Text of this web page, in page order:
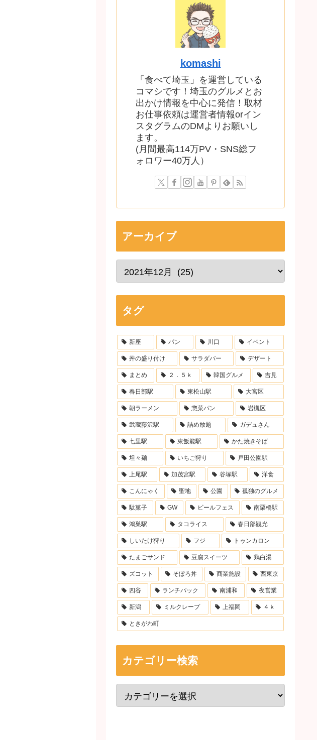
komashi
「食べて埼玉」を運営している
コマシです！埼玉のグルメとお
出かけ情報を中心に発信！取材
お仕事依頼は運営者情報orイン
スタグラムのDMよりお願いし
ます。
(月間最高114万PV・SNS総フ
ォロワー40万人）
アーカイブ
タグ
新座 パン 川口 イベント
丼の盛り付け サラダバー デザート
まとめ ２．５ｋ 韓国グルメ 吉見
春日部駅 東松山駅 大宮区
朝ラーメン 惣菜パン 岩槻区
武蔵藤沢駅 詰め放題 ガデュさん
七里駅 東飯能駅 かた焼きそば
坦々麺 いちご狩り 戸田公園駅
上尾駅 加茂宮駅 谷塚駅 洋食
こんにゃく 聖地 公園 孤独のグルメ
駄菓子 GW ビールフェス 南栗橋駅
鴻巣駅 タコライス 春日部観光
しいたけ狩り フジ トゥンカロン
たまごサンド 豆腐スイーツ 鶏白湯
ズコット そぼろ丼 商業施設 西東京
四谷 ランチパック 南浦和 夜営業
新潟 ミルクレープ 上福岡 ４ｋ
ときがわ町
カテゴリー検索